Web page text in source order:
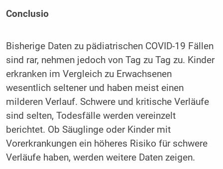
Conclusio
Bisherige Daten zu pädiatrischen COVID-19 Fällen
sind rar, nehmen jedoch von Tag zu Tag zu. Kinder
erkranken im Vergleich zu Erwachsenen
wesentlich seltener und haben meist einen
milderen Verlauf. Schwere und kritische Verläufe
sind selten, Todesfälle werden vereinzelt
berichtet. Ob Säuglinge oder Kinder mit
Vorerkrankungen ein höheres Risiko für schwere
Verläufe haben, werden weitere Daten zeigen.